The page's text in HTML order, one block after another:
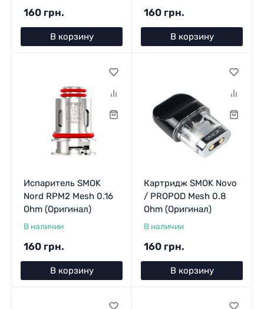
160 грн.
В корзину
160 грн.
В корзину
Испаритель SMOK
Nord RPM2 Mesh 0.16
Ohm (Оригинал)
В наличии
160 грн.
В корзину
Картридж SMOK Novo
/ PROPOD Mesh 0.8
Ohm (Оригинал)
В наличии
160 грн.
В корзину